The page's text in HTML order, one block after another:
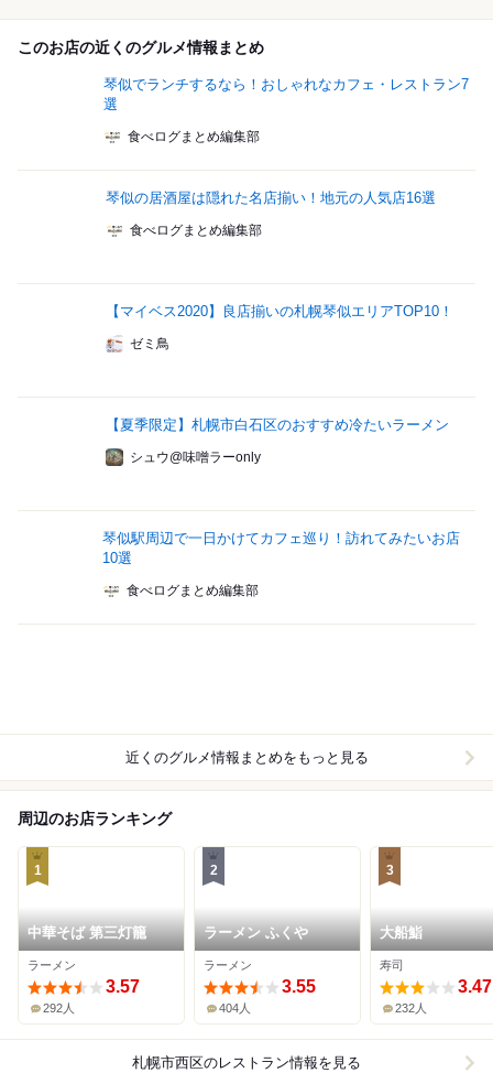
このお店の近くのグルメ情報まとめ
琴似でランチするなら！おしゃれなカフェ・レストラン7
選
食べログまとめ編集部
琴似の居酒屋は隠れた名店揃い！地元の人気店16選
食べログまとめ編集部
【マイベス2020】良店揃いの札幌琴似エリアTOP10！
ゼミ鳥
【夏季限定】札幌市白石区のおすすめ冷たいラーメン
シュウ@味噌ラーonly
琴似駅周辺で一日かけてカフェ巡り！訪れてみたいお店
10選
食べログまとめ編集部
近くのグルメ情報まとめをもっと見る
周辺のお店ランキング
1
中華そば 第三灯籠
ラーメン
3.57
292人
2
ラーメン ふくや
ラーメン
3.55
404人
3
大船鮨
寿司
3.47
232人
札幌市西区のレストラン情報を見る